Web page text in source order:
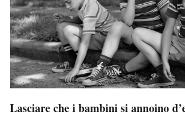
Lasciare che i bambini si annoino